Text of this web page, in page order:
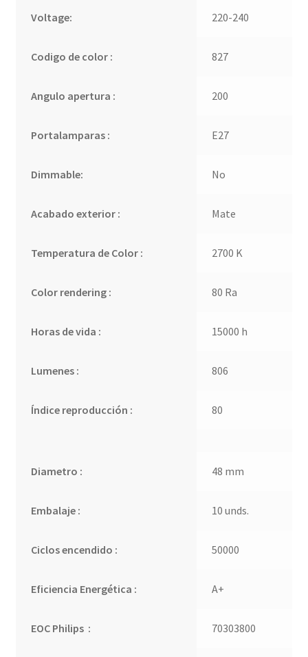
Voltage: 220-240
Codigo de color : 827
Angulo apertura : 200
Portalamparas : E27
Dimmable: No
Acabado exterior : Mate
Temperatura de Color : 2700 K
Color rendering : 80 Ra
Horas de vida : 15000 h
Lumenes : 806
Índice reproducción : 80
Diametro : 48 mm
Embalaje : 10 unds.
Ciclos encendido : 50000
Eficiencia Energética : A+
EOC Philips : 70303800